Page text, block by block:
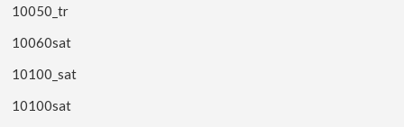
10050_tr
10060sat
10100_sat
10100sat